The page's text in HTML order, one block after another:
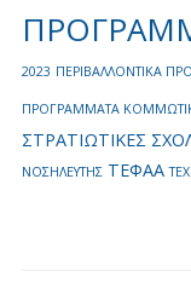
2023 ΠΕΡΙΒΑΛΛΟΝΤΙΚΑ
ΠΡΟΓΡΑΜΜΑΤΑ
ΣΤΡΑΤΙΩΤΙΚΕΣ
ΝΟΣΗΛΕΥΤΗΣ ΤΕΦΑΑ